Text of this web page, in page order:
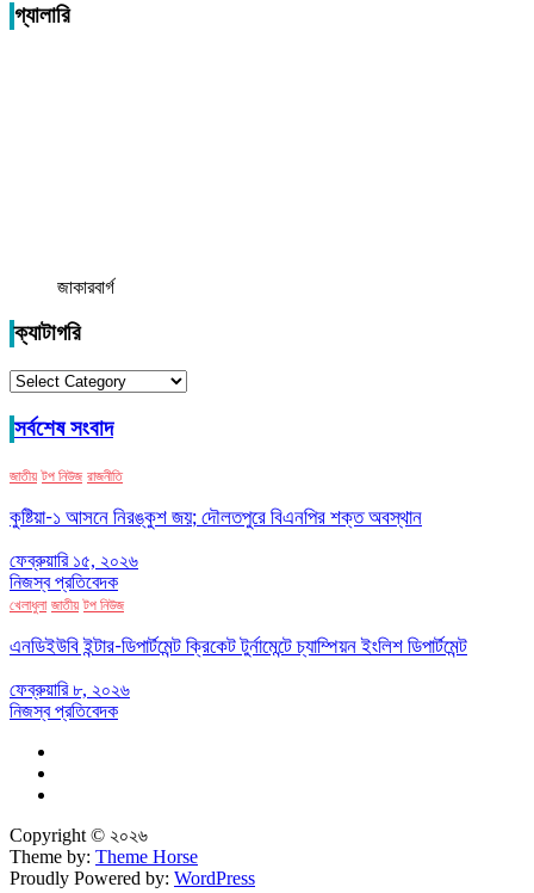
গ্যালারি
জাকারবার্গ
ক্যাটাগরি
ক্যাটাগরি
সর্বশেষ সংবাদ
জাতীয় টপ নিউজ রাজনীতি
কুষ্টিয়া-১ আসনে নিরঙ্কুশ জয়; দৌলতপুরে বিএনপির শক্ত অবস্থান
ফেব্রুয়ারি ১৫, ২০২৬
নিজস্ব প্রতিবেদক
খেলাধুলা জাতীয় টপ নিউজ
এনডিইউবি ইন্টার-ডিপার্টমেন্ট ক্রিকেট টুর্নামেন্টে চ্যাম্পিয়ন ইংলিশ ডিপার্টমেন্ট
ফেব্রুয়ারি ৮, ২০২৬
নিজস্ব প্রতিবেদক
Copyright © ২০২৬
Theme by: Theme Horse
Proudly Powered by: WordPress